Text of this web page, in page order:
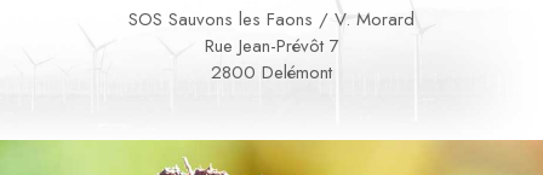
SOS Sauvons les Faons / V. Morard
Rue Jean-Prévôt 7
2800 Delémont